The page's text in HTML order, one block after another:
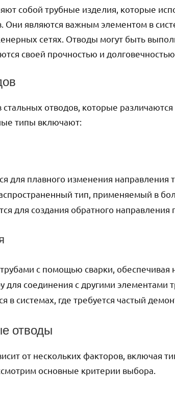
собой трубные изделия, которые
Они являются важным элементом в
сетях. Отводы могут быть
своей прочностью и долговечностью.
стальных отводов, которые
типы включают:
для плавного изменения направления
тип, применяемый в
для создания обратного направления
с помощью сварки, обеспечивая
для соединения с другими элементами
в системах, где требуется частый
отводы
от нескольких факторов, включая
основные критерии выбора.